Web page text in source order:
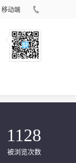
移动端
1128
被浏览次数